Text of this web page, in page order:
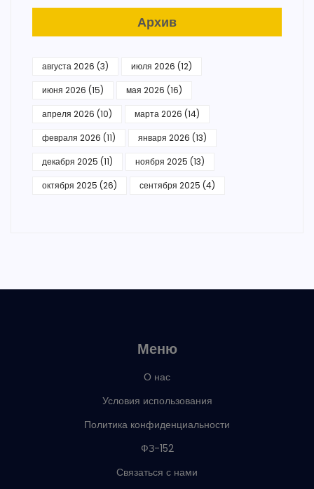
Архив
августа 2026 (3) июля 2026 (12)
июня 2026 (15) мая 2026 (16)
апреля 2026 (10) марта 2026 (14)
февраля 2026 (11) января 2026 (13)
декабря 2025 (11) ноября 2025 (13)
октября 2025 (26) сентября 2025 (4)
Меню
О нас
Условия использования
Политика конфиденциальности
ФЗ-152
Связаться с нами